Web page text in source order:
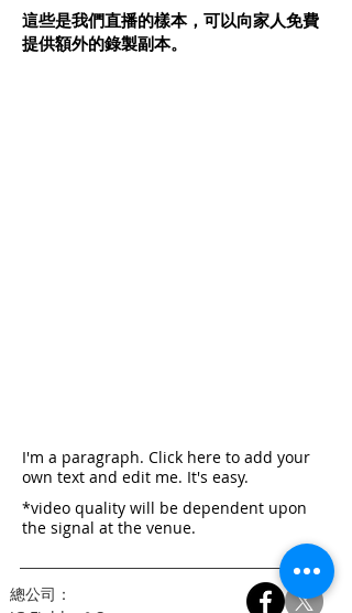
這些是我們直播的樣本，可以向家人免費
提供額外的錄製副本。
I'm a paragraph. Click here to add your
own text and edit me. It's easy.
*video quality will be dependent upon
the signal at the venue.
總公司：